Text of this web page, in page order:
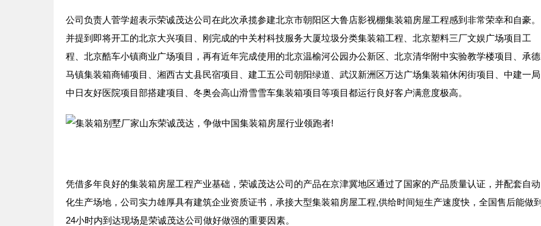
公司负责人菅学超表示荣诚茂达公司在此次承揽参建北京市朝阳区大鲁店影视棚集装箱房屋工程感到非常荣幸和自豪。
并提到即将开工的北京大兴项目、刚完成的中关村科技服务大厦垃圾分类集装箱工程、北京塑料三厂文娱广场项目工
程、北京酷车小镇商业广场项目，再有近年完成使用的北京温榆河公园办公新区、北京清华附中实验教学楼项目、承德
马镇集装箱商铺项目、湘西古丈县民宿项目、建工五公司朝阳绿道、武汉新洲区万达广场集装箱休闲街项目、中建一局
中日友好医院项目部搭建项目、冬奥会高山滑雪雪车集装箱项目等项目都运行良好客户满意度极高。
凭借多年良好的集装箱房屋工程产业基础，荣诚茂达公司的产品在京津冀地区通过了国家的产品质量认证，并配套自动
化生产场地，公司实力雄厚具有建筑企业资质证书，承接大型集装箱房屋工程,供给时间短生产速度快，全国售后能做到
24小时内到达现场是荣诚茂达公司做好做强的重要因素。